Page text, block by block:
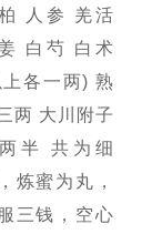
人参 羌活
白芍 白术
上各一两) 熟
两 大川附子
半 共为细
炼蜜为丸，
三钱，空心